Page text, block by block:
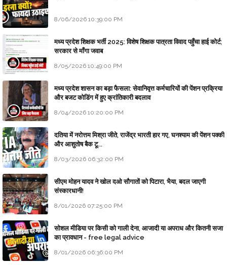
8/06/2026 10:39:00 PM
मध्य प्रदेश शिक्षक भर्ती 2025: विशेष शिक्षक पात्रता विवाद पहुँचा हाई कोर्ट;
सरकार से माँगा जवाब
8/05/2026 10:49:00 PM
मध्य प्रदेश शासन का बड़ा फैसला: सेवानिवृत्त कर्मचारियों की पेंशन प्रक्रिया
और बजट कोडिंग में हुए क्रांतिकारी बदलाव
8/04/2026 10:20:00 PM
दतिया में नरोत्तम मिश्रा जीते, राजेंद्र भारती हार गए, घनश्याम की पेंशन पक्की
और आशुतोष बैक टू...
8/03/2026 06:32:00 PM
सीएम मोहन यादव ने खोल दओ सौगातों को पिटारा, भैया, बदल जाएगी
संस्कारधानी!
8/01/2026 07:25:00 PM
सोशल मीडिया पर किसी को गाली देना, आजादी या अपराध और कितनी सजा
का प्रावधान - free legal advice
8/01/2026 06:36:00 PM